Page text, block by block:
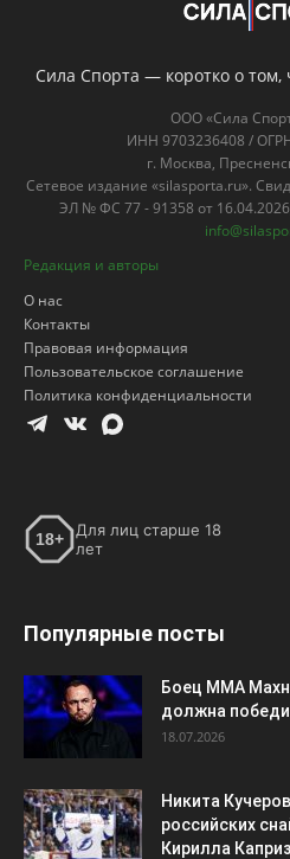
Сила Спорта — коротко о том,
ООО «Сила
ИНН 9703236408 /
г. Москва,
Сетевое издание «silasporta.ru».
ЭЛ № ФС 77 - 91358 от
Редакция и авторы
О нас
Контакты
Правовая информация
Пользовательское соглашение
Политика конфиденциальности
18+
Для лиц старше 18
лет
Популярные посты
Боец ММА
должна
18.07.2026
Никита
российских
Кирилла